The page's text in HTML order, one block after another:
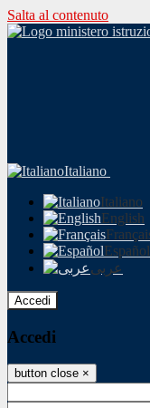
Salta al contenuto
Italiano
Italiano
English
Español
عربى
Accedi
Accedi
button close ×